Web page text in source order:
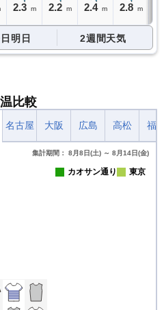
2.3 m 2.2 m 2.4 m 2.8 m
明日 2週間天気
比較
名古屋 大阪 広島 高松 福
集計期間： 8月8日(土) ～ 8月14日(金)
カオサン通り 東京